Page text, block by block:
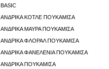
BASIC
ΑΝΔΡΙΚΆ ΚΟΤΛΈ ΠΟΥΚΆΜΙΣΑ
ΑΝΔΡΙΚΆ ΜΑΎΡΑ ΠΟΥΚΆΜΙΣΑ
ΑΝΔΡΙΚΆ ΦΛΟΡΆΛ ΠΟΥΚΆΜΙΣΑ
ΑΝΔΡΙΚΆ ΦΑΝΕΛΈΝΙΑ ΠΟΥΚΆΜΙΣΑ
ΑΝΔΡΙΚΆ ΠΟΥΚΆΜΙΣΑ